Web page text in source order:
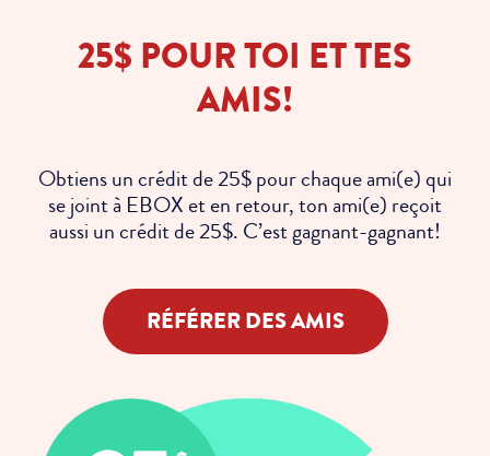
J’ai reçu une facture pour mes équipements non retournés.
Pourquoi ai-je reçu un avis de paiement?
Ma facture est plus élevée que prévu
Les prélèvements automatiques sont-ils obligatoires?
25$ POUR TOI ET TES
AMIS!
Obtiens un crédit de 25$ pour chaque ami(e) qui
se joint à EBOX et en retour, ton ami(e) reçoit
aussi un crédit de 25$. C’est gagnant-gagnant!
RÉFÉRER DES AMIS